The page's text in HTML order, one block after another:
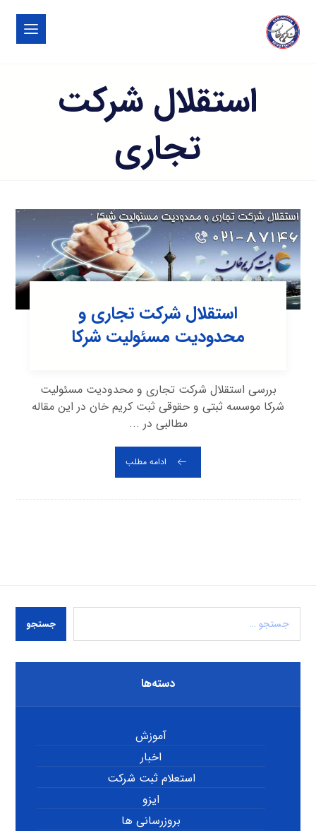
استقلال شرکت
تجاری
استقلال شرکت تجاری و
محدودیت مسئولیت شرکا
بررسی استقلال شرکت تجاری و محدودیت مسئولیت
شرکا موسسه ثبتی و حقوقی ثبت کریم خان در این مقاله
مطالبی در ...
ادامه مطلب
جستجو
دسته‌ها
آموزش
اخبار
استعلام ثبت شرکت
ایزو
بروزرسانی ها